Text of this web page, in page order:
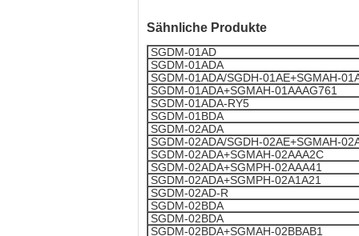
Sähnliche Produkte
SGDM-01AD
SGDM-01ADA
SGDM-01ADA/SGDH-01AE+SGMAH-
SGDM-01ADA+SGMAH-01AAAG761
SGDM-01ADA-RY5
SGDM-01BDA
SGDM-02ADA
SGDM-02ADA/SGDH-02AE+SGMAH-
SGDM-02ADA+SGMAH-02AAA2C
SGDM-02ADA+SGMPH-02AAA41
SGDM-02ADA+SGMPH-02A1A21
SGDM-02AD-R
SGDM-02BDA
SGDM-02BDA
SGDM-02BDA+SGMAH-02BBAB1